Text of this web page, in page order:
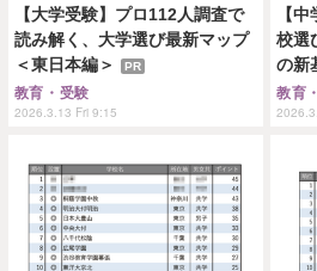
【大学受験】プロ112人調査で
読み解く、大学選び最新マップ
＜東日本編＞
PR
教育・受験
2026.3.13 Fri 9:15
【
校選
の新
教育